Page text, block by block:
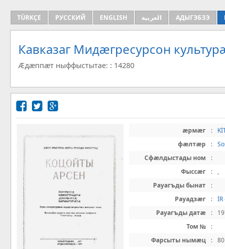
TÜRKÇE РУССКИЙ ENGLISH العربية АДЫГЭБЗЭ
Кавказаг Мидæгресурсон
Æдæппæт ныффыстытае: : 14280
æрмæг :
фæлтæр
:
Сфæлдыстады ном
:
Фыссæг
:
,
Рауагъды бынат
:
Рауадзæг
:
İR
Рауагъды датæ
:
Том №
:
Фарсыты нымæц
:
80